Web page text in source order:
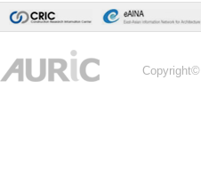
Copyright©